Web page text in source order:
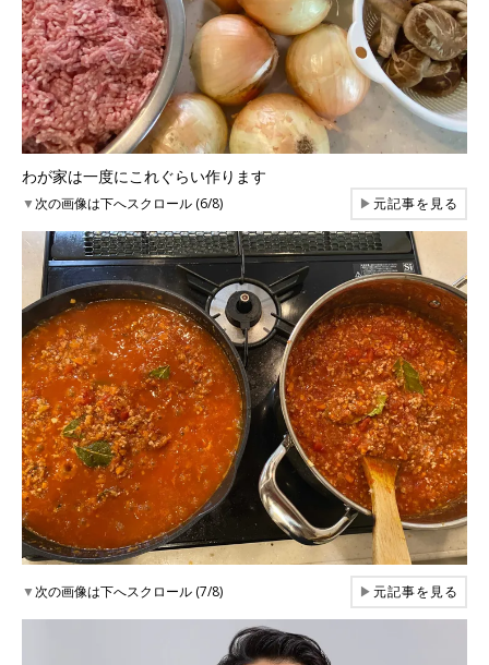
わが家は一度にこれぐらい作ります
▼次の画像は下へスクロール (6/8) ▶元記事を見る
▼次の画像は下へスクロール (7/8) ▶元記事を見る